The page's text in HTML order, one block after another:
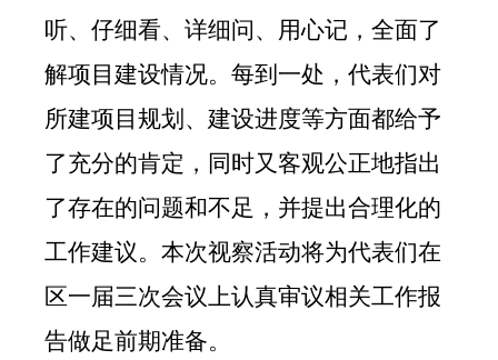
听、仔细看、详细问、用心记，全面了
解项目建设情况。 每到一处，代表们对
所建项目规划、建设进度等方面都给予
了充分的肯定， 同时又客观公正地指出
了存在的问题和不足，并提出合理化的
工作建议。 本次视察活动将为代表们在
区一届三次会议上认真审议相关工作报
告做足前期准备。